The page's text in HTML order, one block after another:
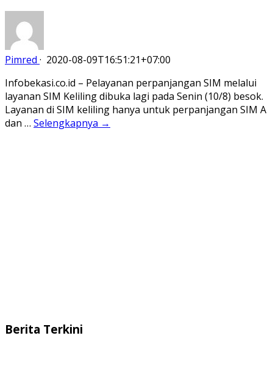
Pimred · 2020-08-09T16:51:21+07:00
Infobekasi.co.id – Pelayanan perpanjangan SIM melalui
layanan SIM Keliling dibuka lagi pada Senin (10/8) besok.
Layanan di SIM keliling hanya untuk perpanjangan SIM A
dan … Selengkapnya →
Berita Terkini